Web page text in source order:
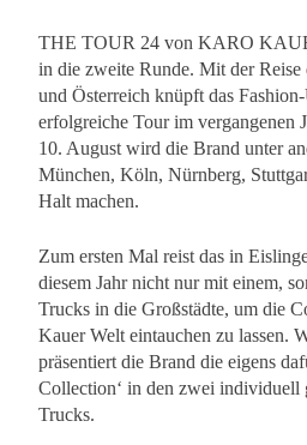
THE TOUR 24 von KARO
in die zweite Runde. Mit der Reise
und Österreich knüpft das
erfolgreiche Tour im vergangenen
10. August wird die Brand unter
München, Köln, Nürnberg,
Halt machen.
Zum ersten Mal reist das in
diesem Jahr nicht nur mit einem,
Trucks in die Großstädte, um die
Kauer Welt eintauchen zu lassen.
präsentiert die Brand die eigens
Collection‘ in den zwei individuell
Trucks.